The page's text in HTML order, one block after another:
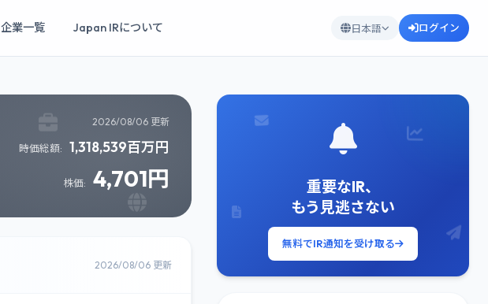
企業一覧 Japan IRについて 日本語 ログイン
2026/08/06 更新
時価総額: 1,318,539百万円
株価: 4,701円
2026/08/06 更新
重要なIR、
もう見逃さない
無料でIR通知を受け取る